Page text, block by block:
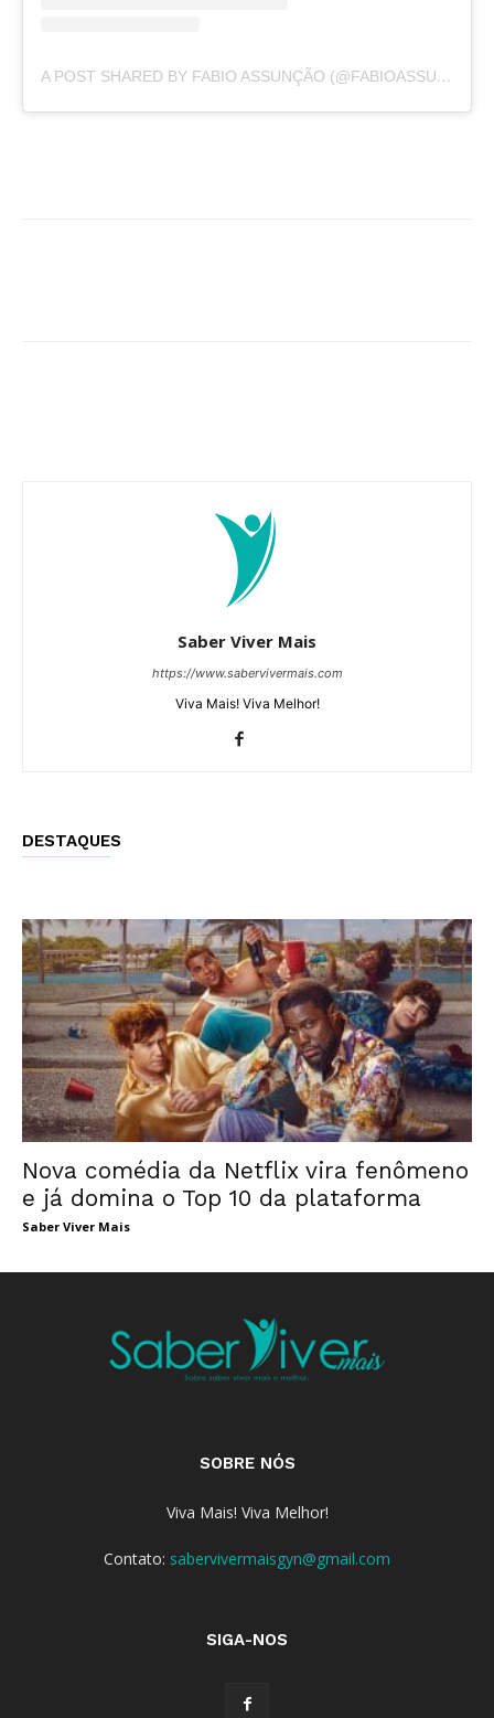
A POST SHARED BY FABIO ASSUNÇÃO (@FABIOASSUNCAOOFICIAL)
Saber Viver Mais
https://www.sabervivermais.com
Viva Mais! Viva Melhor!
DESTAQUES
Nova comédia da Netflix vira fenômeno
e já domina o Top 10 da plataforma
Saber Viver Mais
SOBRE NÓS
Viva Mais! Viva Melhor!
Contato: sabervivermaisgyn@gmail.com
SIGA-NOS